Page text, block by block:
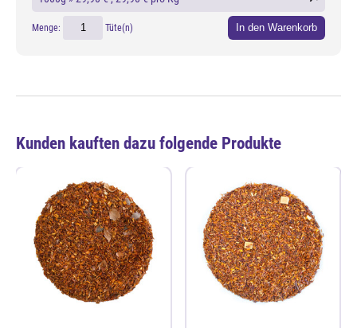
Menge: Tüte(n) In den Warenkorb
Kunden kauften dazu folgende Produkte